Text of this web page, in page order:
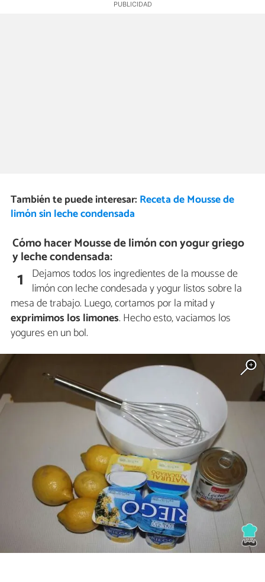
También te puede interesar: Receta de Mousse de
limón sin leche condensada
Cómo hacer Mousse de limón con yogur griego
y leche condensada:
1 Dejamos todos los ingredientes de la mousse de
limón con leche condesada y yogur listos sobre la
mesa de trabajo. Luego, cortamos por la mitad y
exprimimos los limones. Hecho esto, vaciamos los
yogures en un bol.